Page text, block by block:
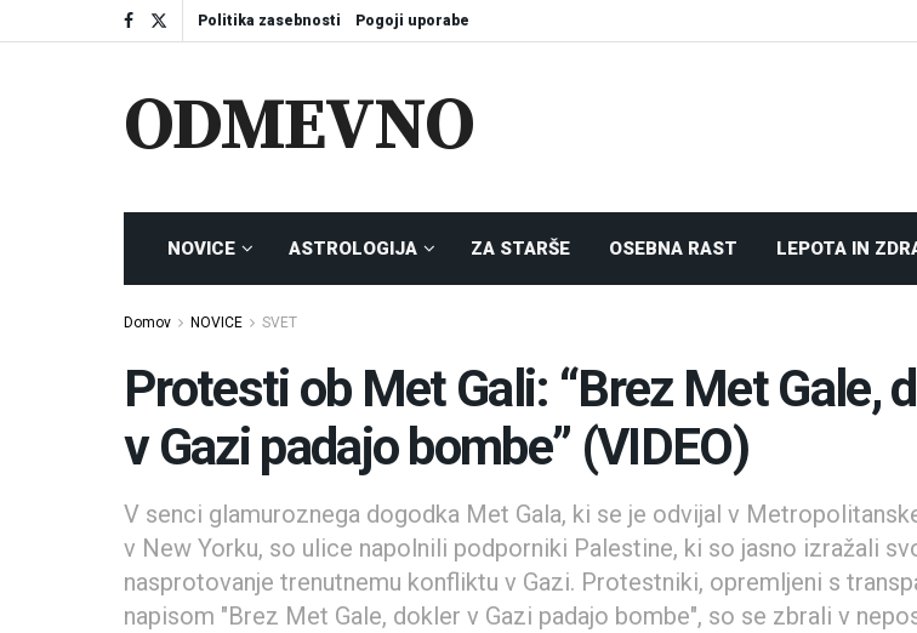
Politika zasebnosti Pogoji uporabe
ODMEVNO
NOVICE ASTROLOGIJA ZA STARŠE OSEBNA RAST LEPOTA IN
Domov NOVICE SVET
Protesti ob Met Gali: “Brez Met Gale,
v Gazi padajo bombe” (VIDEO)
V senci glamuroznega dogodka Met Gala, ki se je odvijal v
v New Yorku, so ulice napolnili podporniki Palestine, ki so jasno izražali
nasprotovanje trenutnemu konfliktu v Gazi. Protestniki, opremljeni s
napisom "Brez Met Gale, dokler v Gazi padajo bombe", so se zbrali v